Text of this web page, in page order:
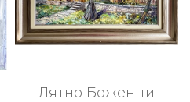
Лятно Боженци